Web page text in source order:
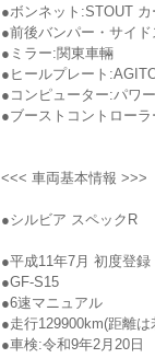
●ボンネット:STOUT カ
●前後バンパー・サイ
●ミラー:関東車輛
●ヒールプレート
●コンピューター:パワ
●ブーストコントローラ
<<< 車両基本情報 >>>
●シルビア スペックR
●平成11年7月 初度登録
●GF-S15
●6速マニュアル
●走行129900km(距離は
●車検:令和9年2月20日